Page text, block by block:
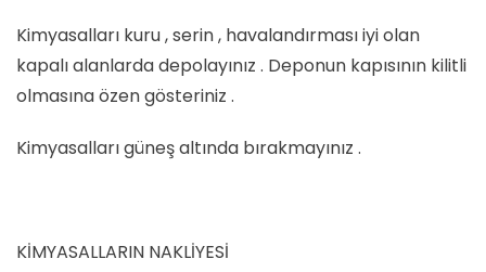
Kimyasalları kuru , serin , havalandırması iyi olan
kapalı alanlarda depolayınız . Deponun kapısının kilitli
olmasına özen gösteriniz .
Kimyasalları güneş altında bırakmayınız .
KİMYASALLARIN NAKLİYESİ